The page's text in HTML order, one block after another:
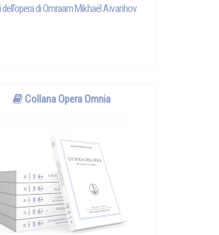
dell’opera di Omraam Mikhaël Aïvanhov
Collana Opera Omnia